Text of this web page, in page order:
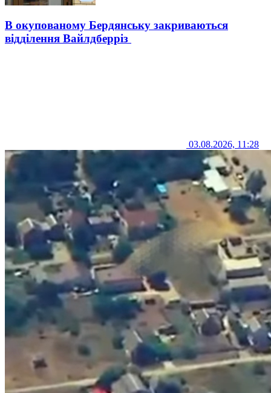
В окупованому Бердянську закриваються
відділення Вайлдберріз
03.08.2026, 11:28